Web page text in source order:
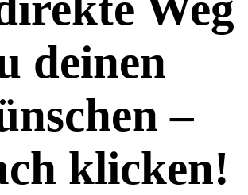
deinen
–
klicken!